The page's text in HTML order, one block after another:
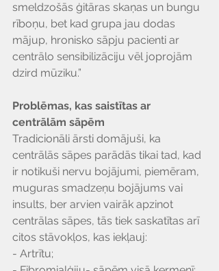
smeldzošās ģitāras skaņas un bungu
rīboņu, bet kad grupa jau dodas
mājup, hronisko sāpju pacienti ar
centrālo sensibilizāciju vēl joprojām
dzird mūziku.”
Problēmas, kas saistītas ar
centrālām sāpēm
Tradicionāli ārsti domājuši, ka
centrālās sāpes parādās tikai tad, kad
ir notikuši nervu bojājumi, piemēram,
muguras smadzeņu bojājums vai
insults, ber arvien vairāk apzinot
centrālas sāpes, tās tiek saskatītas arī
citos stāvokļos, kas iekļauj:
- Artrītu;